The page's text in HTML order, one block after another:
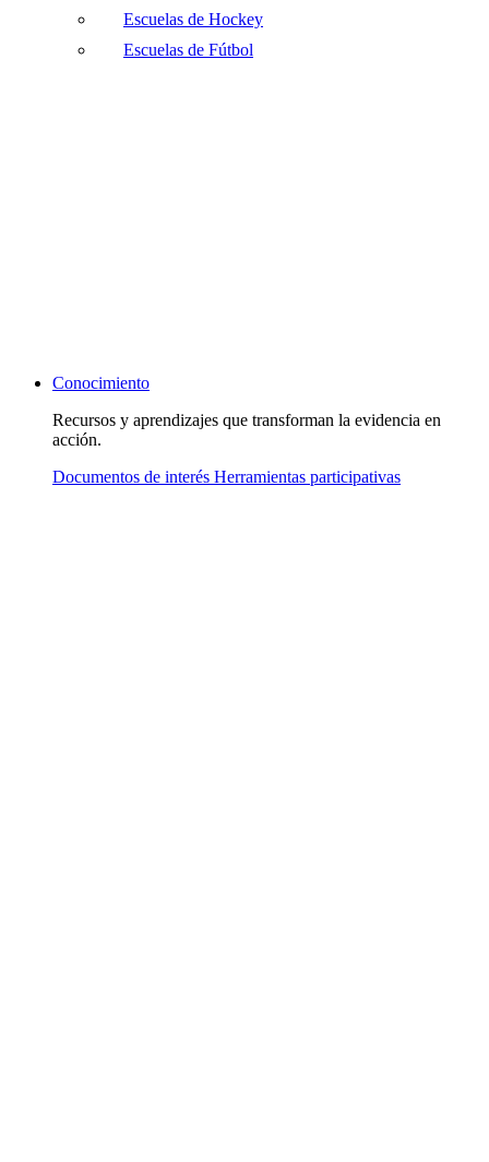
Escuelas de Hockey
Escuelas de Fútbol
Conocimiento
Recursos y aprendizajes que transforman la evidencia en
acción.
Documentos de interés Herramientas participativas